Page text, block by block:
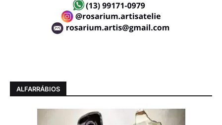
ALFARRÁBIOS